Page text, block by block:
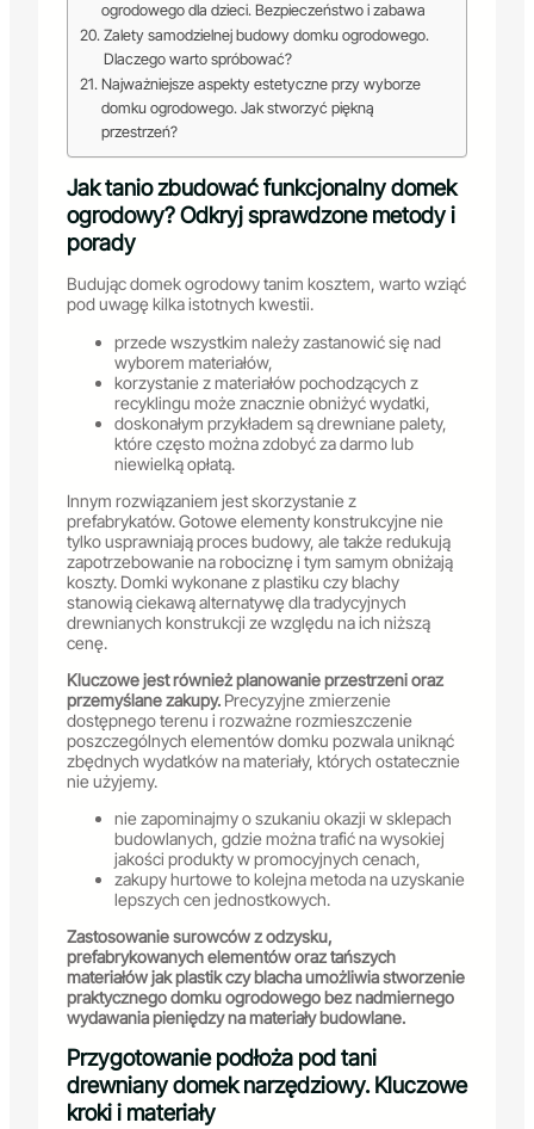
ogrodowego dla dzieci. Bezpieczeństwo i zabawa
Zalety samodzielnej budowy domku ogrodowego.
Dlaczego warto spróbować?
Najważniejsze aspekty estetyczne przy wyborze
domku ogrodowego. Jak stworzyć piękną
przestrzeń?
Jak tanio zbudować funkcjonalny domek
ogrodowy? Odkryj sprawdzone metody i
porady
Budując domek ogrodowy tanim kosztem, warto wziąć
pod uwagę kilka istotnych kwestii.
przede wszystkim należy zastanowić się nad
wyborem materiałów,
korzystanie z materiałów pochodzących z
recyklingu może znacznie obniżyć wydatki,
doskonałym przykładem są drewniane palety,
które często można zdobyć za darmo lub
niewielką opłatą.
Innym rozwiązaniem jest skorzystanie z
prefabrykatów. Gotowe elementy konstrukcyjne nie
tylko usprawniają proces budowy, ale także redukują
zapotrzebowanie na robociznę i tym samym obniżają
koszty. Domki wykonane z plastiku czy blachy
stanowią ciekawą alternatywę dla tradycyjnych
drewnianych konstrukcji ze względu na ich niższą
cenę.
Kluczowe jest również planowanie przestrzeni oraz
przemyślane zakupy. Precyzyjne zmierzenie
dostępnego terenu i rozważne rozmieszczenie
poszczególnych elementów domku pozwala uniknąć
zbędnych wydatków na materiały, których ostatecznie
nie użyjemy.
nie zapominajmy o szukaniu okazji w sklepach
budowlanych, gdzie można trafić na wysokiej
jakości produkty w promocyjnych cenach,
zakupy hurtowe to kolejna metoda na uzyskanie
lepszych cen jednostkowych.
Zastosowanie surowców z odzysku,
prefabrykowanych elementów oraz tańszych
materiałów jak plastik czy blacha umożliwia stworzenie
praktycznego domku ogrodowego bez nadmiernego
wydawania pieniędzy na materiały budowlane.
Przygotowanie podłoża pod tani
drewniany domek narzędziowy. Kluczowe
kroki i materiały